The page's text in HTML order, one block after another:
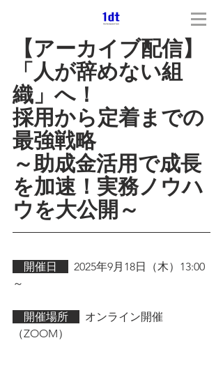
【アーカイブ配信】
「人が辞めない組
織」へ！
採用から定着までの
最強戦略
～助成金活用で成長
を加速！実務ノウハ
ウを大公開～
開催日
2025年9月18日（木）13:00
～
開催場所
  オンライン開催
（ZOOM）